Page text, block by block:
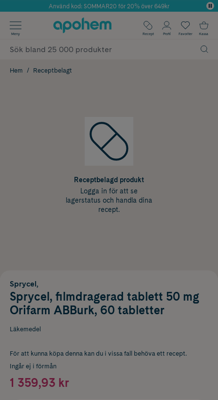
Årets Butik 2025 inom Skönhet
Använd kod: SOMMAR20 för 20% över 649kr
✓ Fri frakt
✓ Poäng på alla köp*
Meny Recept Profil Favoriter Kassa
Hem Receptbelagt
Receptbelagd produkt
Logga in för att se
lagerstatus och handla dina
recept.
Sprycel,
Sprycel, filmdragerad tablett 50 mg
Orifarm ABBurk, 60 tabletter
Läkemedel
För att kunna köpa denna kan du i vissa fall behöva ett recept.
Ingår ej i förmån
1 359,93 kr